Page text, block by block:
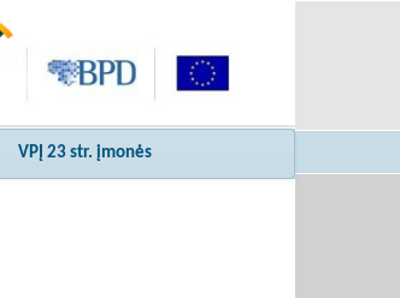
VPĮ 23 str. įmonės